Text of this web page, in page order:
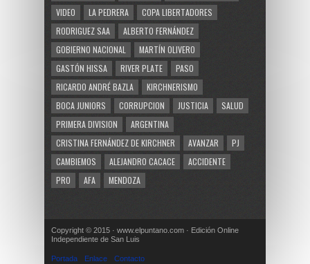
VIDEO
LA PEDRERA
COPA LIBERTADORES
RODRIGUEZ SAA
ALBERTO FERNÁNDEZ
GOBIERNO NACIONAL
MARTÍN OLIVERO
GASTÓN HISSA
RIVER PLATE
PASO
RICARDO ANDRÉ BAZLA
KIRCHNERISMO
BOCA JUNIORS
CORRUPCION JUSTICIA
SALUD
PRIMERA DIVISION
ARGENTINA
CRISTINA FERNÁNDEZ DE KIRCHNER
AVANZAR
PJ
CAMBIEMOS
ALEJANDRO CACACE
ACCIDENTE
PRO
AFA MENDOZA
Copyright © 2015 · www.elpuntano.com · Edición Online
Independiente de San Luis
Portada Enlace Contacto